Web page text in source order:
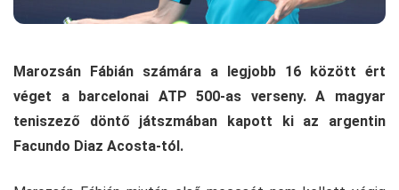
Marozsán Fábián számára a legjobb 16 között ért
véget a barcelonai ATP 500-as verseny. A magyar
teniszező döntő játszmában kapott ki az argentin
Facundo Diaz Acosta-tól.